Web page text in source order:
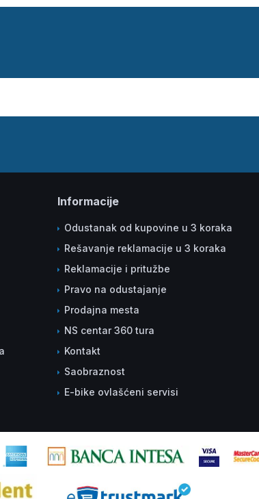
Informacije
Odustanak od kupovine u 3 koraka
Rešavanje reklamacije u 3 koraka
Reklamacije i pritužbe
Pravo na odustajanje
Prodajna mesta
NS centar 360 tura
Kontakt
Saobraznost
E-bike ovlašćeni servisi